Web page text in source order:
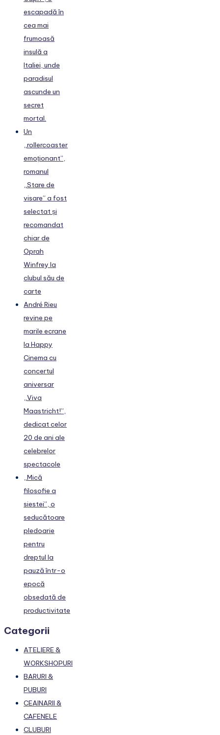
escapadă în
cea mai
frumoasă
insulă a
Italiei, unde
paradisul
ascunde un
secret
mortal.
Un
„rollercoaster
emoționant”,
romanul
„Stare de
visare” a fost
selectat și
recomandat
chiar de
Oprah
Winfrey la
clubul său de
carte
André Rieu
revine pe
marile ecrane
la Happy
Cinema cu
concertul
aniversar
„Viva
Maastricht!”,
dedicat celor
20 de ani ale
celebrelor
spectacole
„Mică
filosofie a
siestei”, o
seducătoare
pledoarie
pentru
dreptul la
pauză într-o
epocă
obsedată de
productivitate
Categorii
ATELIERE &
WORKSHOPURI
BARURI &
PUBURI
CEAINARII &
CAFENELE
CLUBURI